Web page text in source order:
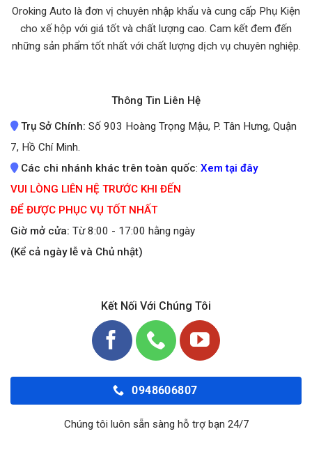
Oroking Auto là đơn vị chuyên nhập khẩu và cung cấp Phụ Kiện
cho xế hộp với giá tốt và chất lượng cao. Cam kết đem đến
những sản phẩm tốt nhất với chất lượng dịch vụ chuyên nghiệp.
Thông Tin Liên Hệ
Trụ Sở Chính: Số 903 Hoàng Trọng Mậu, P. Tân Hưng, Quận
7, Hồ Chí Minh.
Các chi nhánh khác trên toàn quốc: Xem tại đây
VUI LÒNG LIÊN HỆ TRƯỚC KHI ĐẾN
ĐỂ ĐƯỢC PHỤC VỤ TỐT NHẤT
Giờ mở cửa: Từ 8:00 - 17:00 hằng ngày
(Kể cả ngày lễ và Chủ nhật)
Kết Nối Với Chúng Tôi
0948606807
Chúng tôi luôn sẵn sàng hỗ trợ bạn 24/7